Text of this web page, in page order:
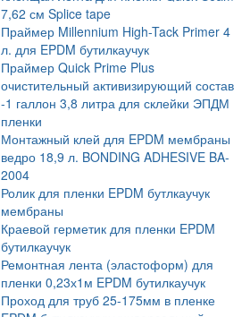
7,62 см Splice tape
Праймер Millennium High-Tack Primer 4
л. для EPDM бутилкаучук
Праймер Quick Prime Plus
очистительный активизирующий состав
-1 галлон 3,8 литра для склейки ЭПДМ
пленки
Монтажный клей для EPDM мембраны
ведро 18,9 л. BONDING ADHESIVE BA-
2004
Ролик для пленки EPDM бутлкаучук
мембраны
Краевой герметик для пленки EPDM
бутилкаучук
Ремонтная лента (эластоформ) для
пленки 0,23х1м EPDM бутилкаучук
Проход для труб 25-175мм в пленке